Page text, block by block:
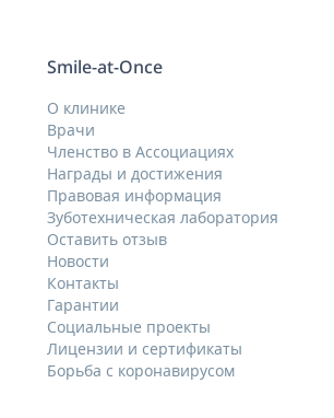
Smile-at-Once
О клинике
Врачи
Членство в Ассоциациях
Награды и достижения
Правовая информация
Зуботехническая лаборатория
Оставить отзыв
Новости
Контакты
Гарантии
Социальные проекты
Лицензии и сертификаты
Борьба с коронавирусом